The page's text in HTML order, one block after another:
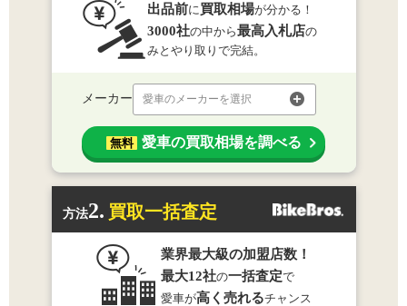
出品前に 買取相場が分かる！
3000社の中から最高入札店の
みとやり取りで完結。
メーカー 愛車のメーカーを選択
無料 愛車の買取相場を調べる
方法2. 買取一括査定
業界最大級の加盟店数！
最大12社の一括査定で
愛車が高く売れるチャンス